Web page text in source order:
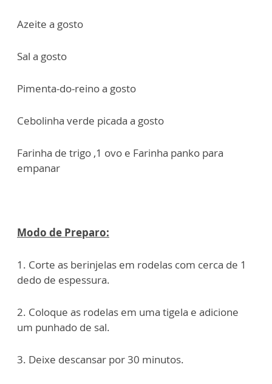
Azeite a gosto
Sal a gosto
Pimenta-do-reino a gosto
Cebolinha verde picada a gosto
Farinha de trigo ,1 ovo e Farinha panko para
empanar
Modo de Preparo:
1. Corte as berinjelas em rodelas com cerca de 1
dedo de espessura.
2. Coloque as rodelas em uma tigela e adicione
um punhado de sal.
3. Deixe descansar por 30 minutos.